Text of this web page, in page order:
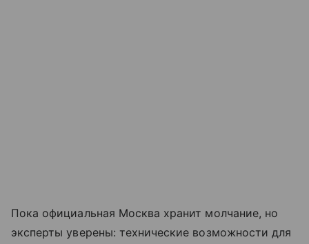
Пока официальная Москва хранит молчание, но
эксперты уверены: технические возможности для